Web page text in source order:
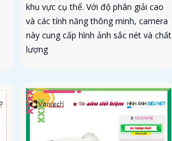
khu vực cụ thể. Với độ phân giải cao
và các tính năng thông minh, camera
này cung cấp hình ảnh sắc nét và chất
lượng